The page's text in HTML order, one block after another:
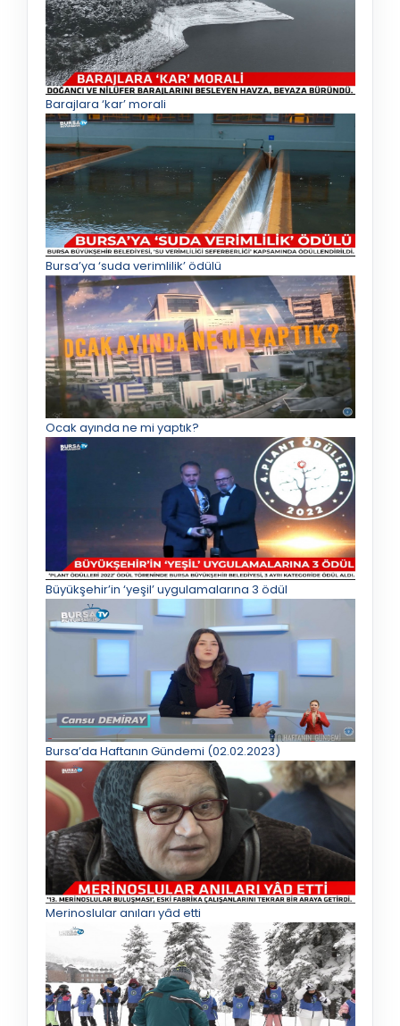
Barajlara ‘kar’ morali
Bursa’ya ‘suda verimlilik’ ödülü
Ocak ayında ne mi yaptık?
Büyükşehir’in ‘yeşil’ uygulamalarına 3 ödül
Bursa’da Haftanın Gündemi (02.02.2023)
Merinoslular anıları yâd etti